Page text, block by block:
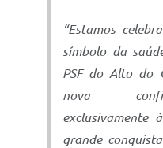
“Estamos
símbolo da
PSF do Alto do
nova
exclusivamente
grande